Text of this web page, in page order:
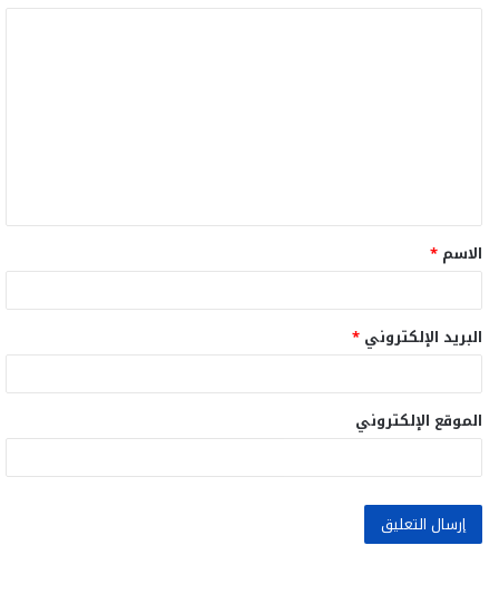
ق
*
الاسم *
البريد الإلكتروني *
الموقع الإلكتروني